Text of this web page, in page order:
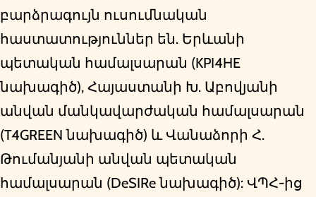
բարձրագույն ուսումնական
հաստատություններ են. Երևանի
պետական համալսարան (KPI4HE
նախագիծ), Հայաստանի Խ. Աբովյանի
անվան մանկավարժական համալսարան
(T4GREEN նախագիծ) և Վանաձորի Հ.
Թումանյանի անվան պետական
համալսարան (DeSIRe նախագիծ): ՎՊՀ-ից